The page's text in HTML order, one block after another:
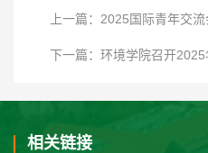
相关链接